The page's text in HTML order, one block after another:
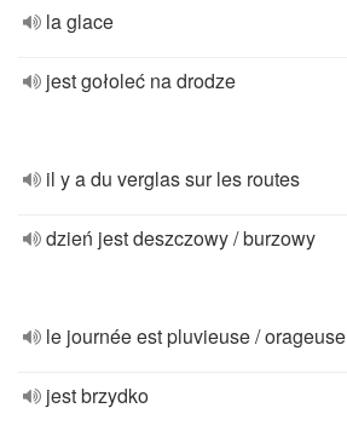
la glace
jest gołoleć na drodze
il y a du verglas sur les routes
dzień jest deszczowy / burzowy
le journée est pluvieuse / orageuse
jest brzydko